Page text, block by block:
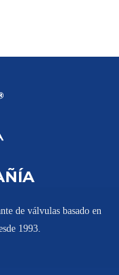
de válvulas basado en
1993.